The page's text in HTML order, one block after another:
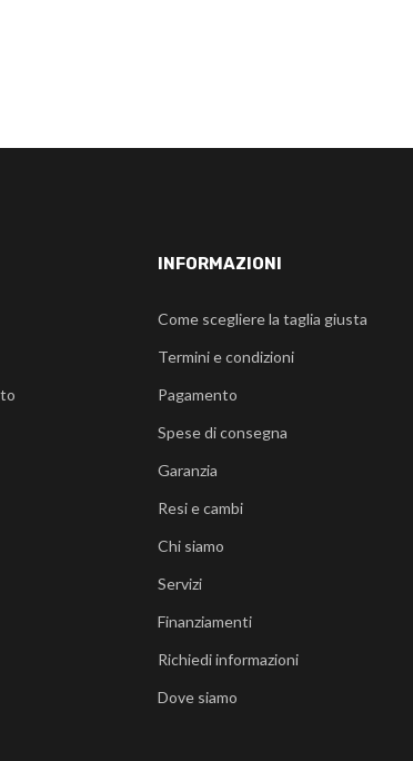
INFORMAZIONI
Come scegliere la taglia giusta
Termini e condizioni
Pagamento
Spese di consegna
Garanzia
Resi e cambi
Chi siamo
Servizi
Finanziamenti
Richiedi informazioni
Dove siamo